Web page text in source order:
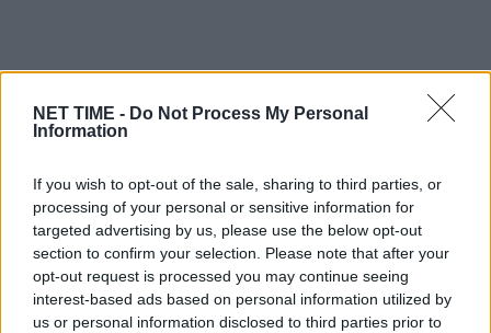
NET TIME - Do Not Process My Personal
Information
If you wish to opt-out of the sale, sharing to third parties, or
processing of your personal or sensitive information for
targeted advertising by us, please use the below opt-out
section to confirm your selection. Please note that after your
opt-out request is processed you may continue seeing
interest-based ads based on personal information utilized by
us or personal information disclosed to third parties prior to
διπλό
εξέλιξη:
τρομακτική
Είμαστε και στο Google News:
Ακολουθήστε μας